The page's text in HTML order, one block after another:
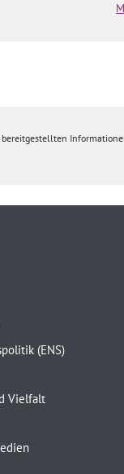
(ENS)
Vielfalt